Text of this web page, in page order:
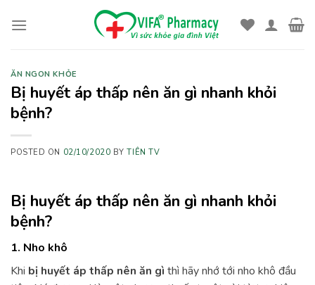
ĂN NGON KHỎE
Bị huyết áp thấp nên ăn gì nhanh khỏi
bệnh?
POSTED ON 02/10/2020 BYTIÊN TV
Bị huyết áp thấp nên ăn gì nhanh khỏi
bệnh?
1. Nho khô
Khi bị huyết áp thấp nên ăn gì thì hãy nhớ tới nho khô đầu